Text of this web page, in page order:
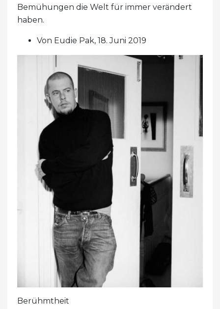
Bemühungen die Welt für immer verändert
haben.
Von Eudie Pak, 18. Juni 2019
Berühmtheit